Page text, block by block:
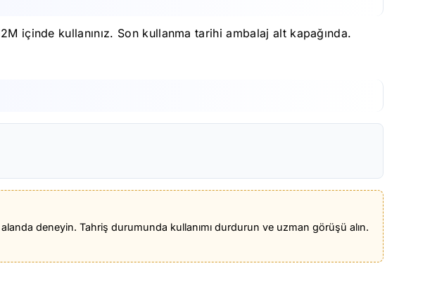
içinde kullanınız. Son kullanma tarihi ambalaj alt kapağında.
deneyin. Tahriş durumunda kullanımı durdurun ve uzman görüşü alın.